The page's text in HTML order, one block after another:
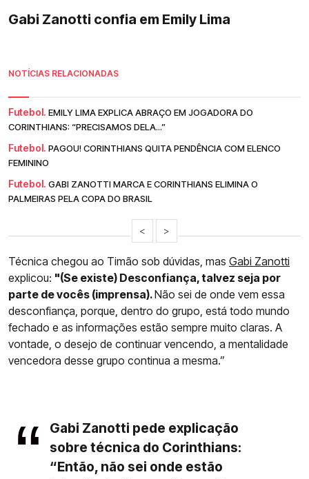
Gabi Zanotti confia em Emily Lima
NOTÍCIAS RELACIONADAS
Futebol. EMILY LIMA EXPLICA ABRAÇO EM JOGADORA DO
CORINTHIANS: “PRECISAMOS DELA...”
Futebol. PAGOU! CORINTHIANS QUITA PENDÊNCIA COM ELENCO
FEMININO
Futebol. GABI ZANOTTI MARCA E CORINTHIANS ELIMINA O
PALMEIRAS PELA COPA DO BRASIL
< >
Técnica chegou ao Timão sob dúvidas, mas Gabi Zanotti
explicou: "(Se existe) Desconfiança, talvez seja por
parte de vocês (imprensa).Não sei de onde vem essa
desconfiança, porque, dentro do grupo, está todo mundo
fechado e as informações estão sempre muito claras. A
vontade, o desejo de continuar vencendo, a mentalidade
vencedora desse grupo continua a mesma.”
Gabi Zanotti pede explicação
sobre técnica do Corinthians:
“Então, não sei onde estão